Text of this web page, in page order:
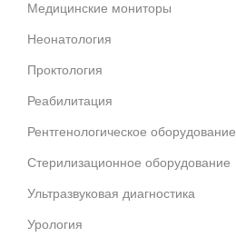
Медицинские мониторы
Неонатология
Проктология
Реабилитация
Рентгенологическое оборудование
Стерилизационное оборудование
Ультразвуковая диагностика
Урология